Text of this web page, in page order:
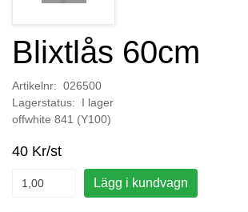
Blixtlås 60cm
Artikelnr: 026500
Lagerstatus: I lager
offwhite 841 (Y100)
40 Kr/st
Lägg i kundvagn